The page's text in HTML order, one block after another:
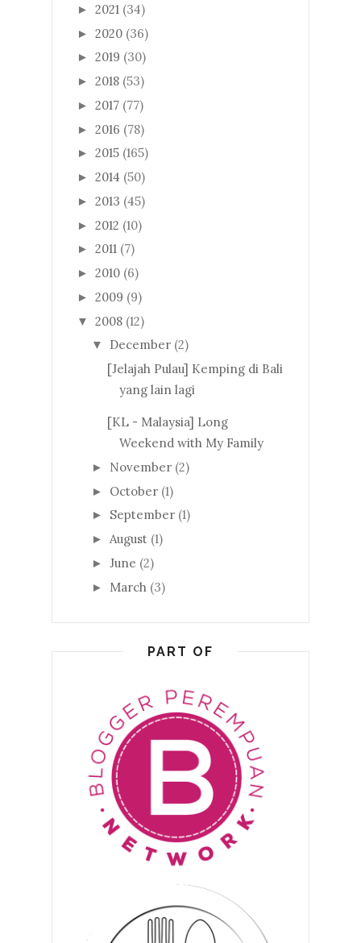
► 2021 (34)
► 2020 (36)
► 2019 (30)
► 2018 (53)
► 2017 (77)
► 2016 (78)
► 2015 (165)
► 2014 (50)
► 2013 (45)
► 2012 (10)
► 2011 (7)
► 2010 (6)
► 2009 (9)
▼ 2008 (12)
▼ December (2)
[Jelajah Pulau] Kemping di Bali
yang lain lagi
[KL - Malaysia] Long
Weekend with My Family
► November (2)
► October (1)
► September (1)
► August (1)
► June (2)
► March (3)
PART OF